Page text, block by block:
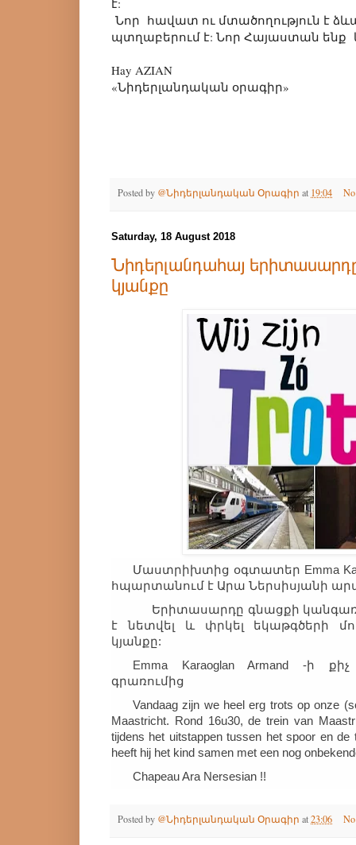
է:
Նոր հավատ ու մտածողություն է
պտղաբերում է: Նոր Հայաստան ենք
Hay AZIAN
«Նիդերլանդական օրագիր»
Posted by @Նիդերլանդական Օրագիր at 19:04
Saturday, 18 August 2018
Նիդերլանդահայ
կյանքը
Մաստրիխտից օգտատեր Emma
հպարտանում է Արա Ներսիսյանի
Երիտասարդը գնացքի
է նետվել և փրկել եկաթգծերի
կյանքը:
Emma Karaoglan Armand -ի
գրառումից
Vandaag zijn we heel erg trots op onze
Maastricht. Rond 16u30, de trein van
tijdens het uitstappen tussen het spoor en de
heeft hij het kind samen met een nog
Chapeau Ara Nersesian !!
Posted by @Նիդերլանդական Օրագիր at23:06